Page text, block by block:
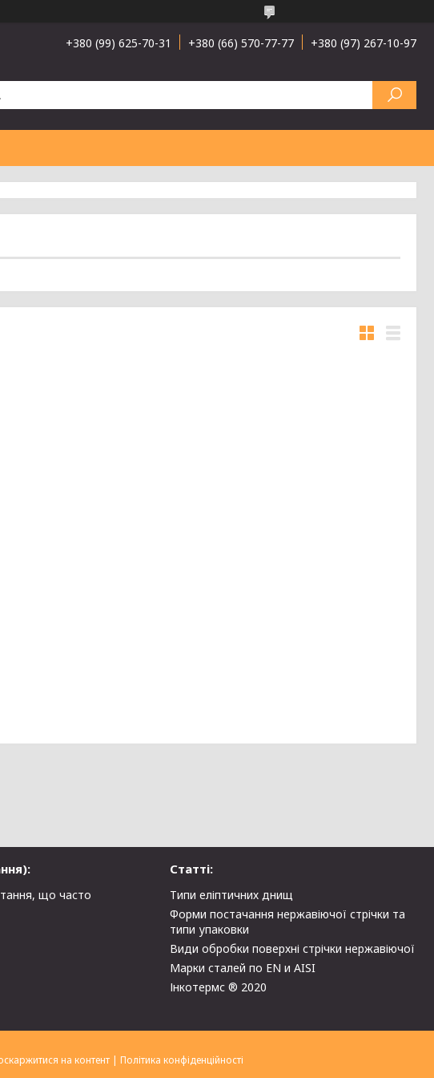
+380 (99) 625-70-31 +380 (66) 570-77-77 +380 (97) 267-10-97
що часто
Статті:
Типи еліптичних днищ
Форми постачання нержавіючої стрічки та
типи упаковки
Види обробки поверхні стрічки нержавіючої
Марки сталей по EN и AISI
Інкотермс ® 2020
на контент | Політика конфіденційності